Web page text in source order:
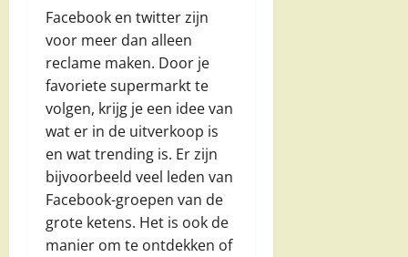
Facebook en twitter zijn
voor meer dan alleen
reclame maken. Door je
favoriete supermarkt te
volgen, krijg je een idee van
wat er in de uitverkoop is
en wat trending is. Er zijn
bijvoorbeeld veel leden van
Facebook-groepen van de
grote ketens. Het is ook de
manier om te ontdekken of